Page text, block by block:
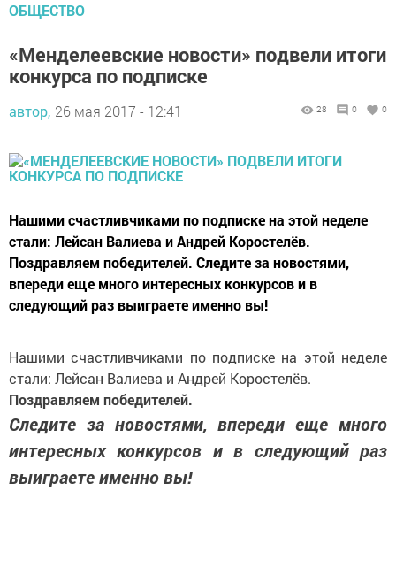
ОБЩЕСТВО
«Менделеевские новости» подвели итоги
конкурса по подписке
автор, 26 мая 2017 - 12:41 28 0 0
Нашими счастливчиками по подписке на этой неделе
стали: Лейсан Валиева и Андрей Коростелёв.
Поздравляем победителей. Следите за новостями,
впереди еще много интересных конкурсов и в
следующий раз выиграете именно вы!
Нашими счастливчиками по подписке на этой неделе
стали: Лейсан Валиева и Андрей Коростелёв.
Поздравляем победителей.
Следите за новостями, впереди еще много
интересных конкурсов и в следующий раз
выиграете именно вы!